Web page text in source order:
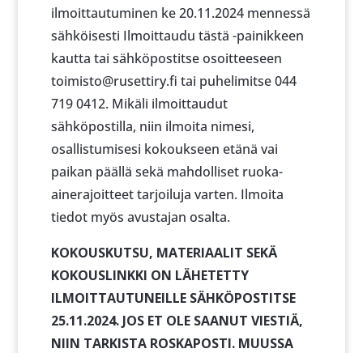
ilmoittautuminen ke 20.11.2024 mennessä
sähköisesti Ilmoittaudu tästä -painikkeen
kautta tai sähköpostitse osoitteeseen
toimisto@rusettiry.fi tai puhelimitse 044
719 0412. Mikäli ilmoittaudut
sähköpostilla, niin ilmoita nimesi,
osallistumisesi kokoukseen etänä vai
paikan päällä sekä mahdolliset ruoka-
ainerajoitteet tarjoiluja varten. Ilmoita
tiedot myös avustajan osalta.
KOKOUSKUTSU, MATERIAALIT SEKÄ
KOKOUSLINKKI ON LÄHETETTY
ILMOITTAUTUNEILLE SÄHKÖPOSTITSE
25.11.2024. JOS ET OLE SAANUT VIESTIÄ,
NIIN TARKISTA ROSKAPOSTI. MUUSSA